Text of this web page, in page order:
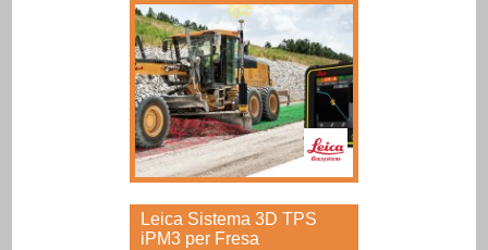
Leica Sistema 3D TPS
iPM3 per Fresa